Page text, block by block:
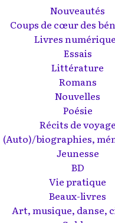
Nouveautés
Coups de cœur des
Livres
Essais
Littérature
Romans
Nouvelles
Poésie
Récits de voyage
(Auto)/biographies,
Jeunesse
BD
Vie pratique
Beaux-livres
Art, musique, danse,